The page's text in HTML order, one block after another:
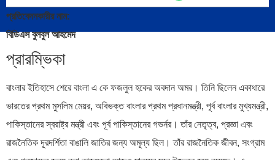
প্রতিবেদনকারীর নাম:
বিডিএস বুলবুল আহমেদ
প্রারম্ভিকা
বাংলার ইতিহাসে শেরে বাংলা এ কে ফজলুল হকের অবদান অমর। তিনি ছিলেন একাধারে
ভারতের প্রথম মুসলিম মেয়র, অবিভক্ত বাংলার প্রথম প্রধানমন্ত্রী, পূর্ব বাংলার মুখ্যমন্ত্রী,
পাকিস্তানের স্বরাষ্ট্র মন্ত্রী এবং পূর্ব পাকিস্তানের গভর্নর। তাঁর নেতৃত্ব, প্রজ্ঞা এবং
রাজনৈতিক দূরদর্শিতা বাঙালি জাতির জন্য অমূল্য ছিল। তাঁর রাজনৈতিক জীবন, সংগ্রাম